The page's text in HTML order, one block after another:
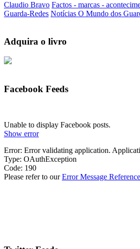
Claudio Bravo Factos - marcas -
Guarda-Redes Notícias O Mundo dos
Adquira o livro
Facebook Feeds
Unable to display Facebook posts.
Show error
Error: Error validating application.
Type: OAuthException
Code: 190
Please refer to ourError Message Reference